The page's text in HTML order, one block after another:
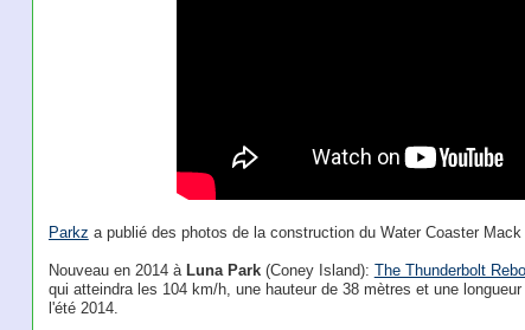
Parkz a publié des photos de la construction du Water Coaster
Nouveau en 2014 à Luna Park(Coney Island): The Thunderbolt
qui atteindra les 104 km/h, une hauteur de 38 mètres et une
l'été 2014.